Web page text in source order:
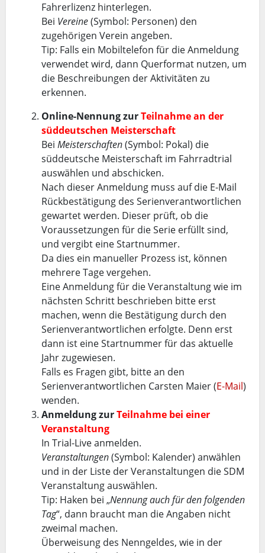
Fahrerlizenz hinterlegen.
Bei Vereine(Symbol: Personen) den
zugehörigen Verein angeben.
Tip: Falls ein Mobiltelefon für die Anmeldung
verwendet wird, dann Querformat nutzen, um
die Beschreibungen der Aktivitäten zu
erkennen.
Online-Nennung zurTeilnahme an der
süddeutschen Meisterschaft
Bei Meisterschaften(Symbol: Pokal) die
süddeutsche Meisterschaft im Fahrradtrial
auswählen und abschicken.
Nach dieser Anmeldung muss auf die E-Mail
Rückbestätigung des Serienverantwortlichen
gewartet werden. Dieser prüft, ob die
Voraussetzungen für die Serie erfüllt sind,
und vergibt eine Startnummer.
Da dies ein manueller Prozess ist, können
mehrere Tage vergehen.
Eine Anmeldung für die Veranstaltung wie im
nächsten Schritt beschrieben bitte erst
machen, wenn die Bestätigung durch den
Serienverantwortlichen erfolgte. Denn erst
dann ist eine Startnummer für das aktuelle
Jahr zugewiesen.
Falls es Fragen gibt, bitte an den
Serienverantwortlichen Carsten Maier (E-Mail)
wenden.
Anmeldung zurTeilnahme bei einer
Veranstaltung
In Trial-Live anmelden.
Veranstaltungen(Symbol: Kalender) anwählen
und in der Liste der Veranstaltungen die SDM
Veranstaltung auswählen.
Tip: Haken bei „Nennung auch für den folgenden
Tag“, dann braucht man die Angaben nicht
zweimal machen.
Überweisung des Nenngeldes, wie in der